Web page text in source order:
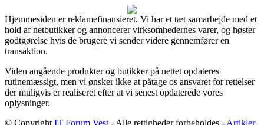
Hjemmesiden er reklamefinansieret. Vi har et tæt samarbejde med et
hold af netbutikker og annoncerer virksomhedernes varer, og høster
godtgørelse hvis de brugere vi sender videre gennemfører en
transaktion.
Viden angående produkter og butikker på nettet opdateres
rutinemæssigt, men vi ønsker ikke at påtage os ansvaret for rettelser
der muligvis er realiseret efter at vi senest opdaterede vores
oplysninger.
© Copyright IT Forum Vest - Alle rettigheder forbeholdes - Artikler